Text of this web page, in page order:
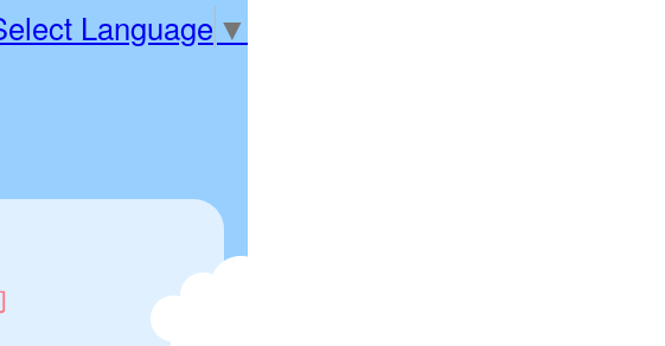
Language ▼